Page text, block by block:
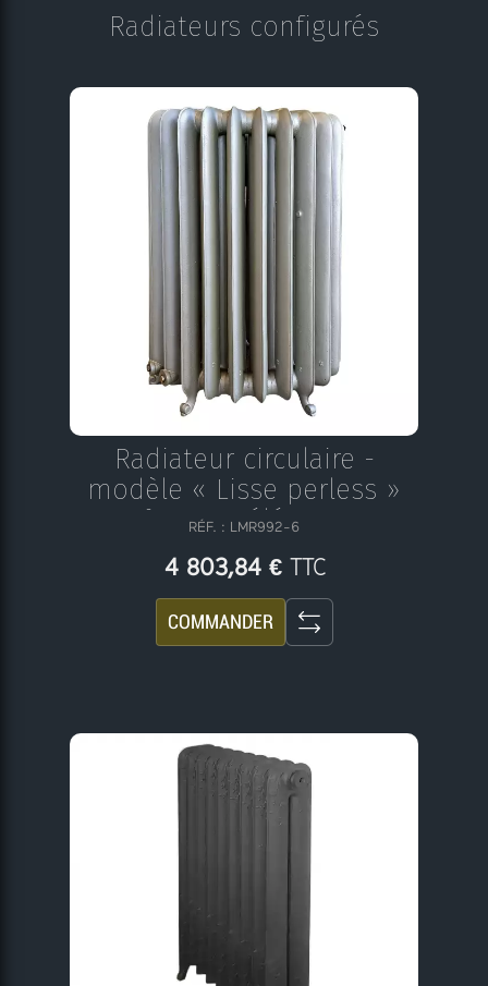
Radiateurs configurés
Radiateur circulaire -
modèle « Lisse perless »
N°26 - 24 éléments
RÉF. : LMR992-6
4 803,84 € TTC
COMMANDER